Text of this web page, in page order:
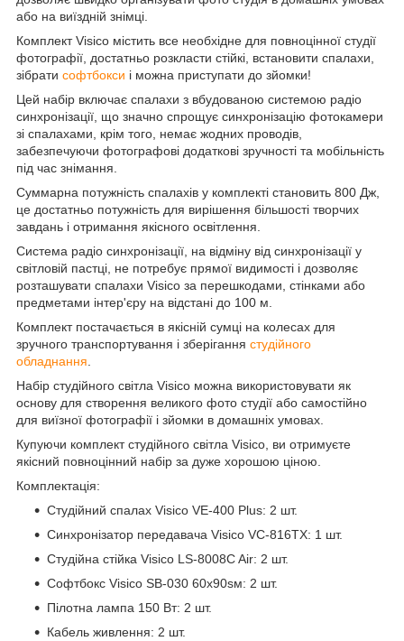
або на виїздній знімці.
Комплект Visico містить все необхідне для повноцінної студії
фотографії, достатньо розкласти стійкі, встановити спалахи,
зібрати софтбокси і можна приступати до зйомки!
Цей набір включає спалахи з вбудованою системою радіо
синхронізації, що значно спрощує синхронізацію фотокамери
зі спалахами, крім того, немає жодних проводів,
забезпечуючи фотографові додаткові зручності та мобільність
під час знімання.
Суммарна потужність спалахів у комплекті становить 800 Дж,
це достатньо потужність для вирішення більшості творчих
завдань і отримання якісного освітлення.
Система радіо синхронізації, на відміну від синхронізації у
світловій пастці, не потребує прямої видимості і дозволяє
розташувати спалахи Visico за перешкодами, стінками або
предметами інтер'єру на відстані до 100 м.
Комплект постачається в якісній сумці на колесах для
зручного транспортування і зберігання студійного
обладнання
Набір студійного світла Visico можна використовувати як
основу для створення великого фото студії або самостійно
для виїзної фотографії і зйомки в домашніх умовах.
Купуючи комплект студійного світла Visico, ви отримуєте
якісний повноцінний набір за дуже хорошою ціною.
Комплектація:
Студійний спалах Visico VE-400 Plus: 2 шт.
Синхронізатор передавача Visico VC-816TX: 1 шт.
Студійна стійка Visico LS-8008C Air: 2 шт.
Софтбокс Visico SB-030 60x90sм: 2 шт.
Пілотна лампа 150 Вт: 2 шт.
Кабель живлення: 2 шт.